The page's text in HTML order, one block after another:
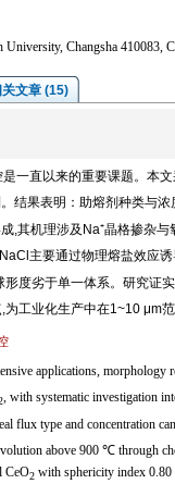
Changsha 410083,
文章 (15)
一直以来的重要课题。本
结果表明：助熔剂种类与
,其机理涉及Na⁺晶格掺杂
主要通过物理熔盐效应
度劣于单一体系。研究证
工业化生产中在1~10 μm
applications, morphology
, with systematic investigation
flux type and concentration
above 900 ℃ through
CeO2with sphericity index 0.80